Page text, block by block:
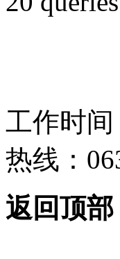
工作时
热线：
返回顶部